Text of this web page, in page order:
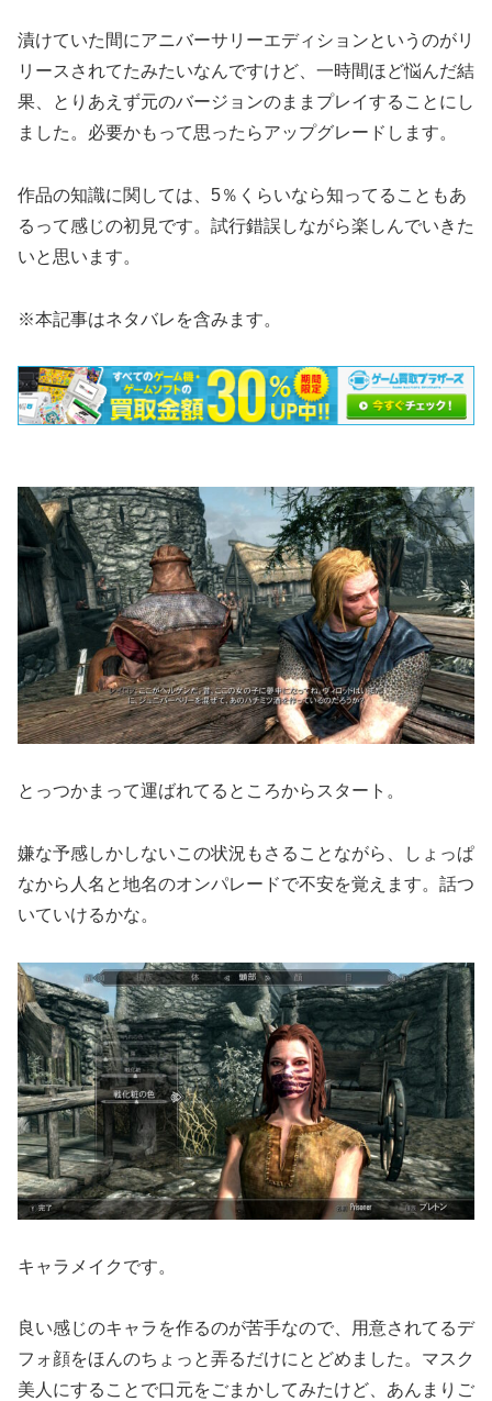
漬けていた間にアニバーサリーエディションというのがリ
リースされてたみたいなんですけど、一時間ほど悩んだ結
果、とりあえず元のバージョンのままプレイすることにし
ました。必要かもって思ったらアップグレードします。
作品の知識に関しては、5％くらいなら知ってることもあ
るって感じの初見です。試行錯誤しながら楽しんでいきた
いと思います。
※本記事はネタバレを含みます。
とっつかまって運ばれてるところからスタート。
嫌な予感しかしないこの状況もさることながら、しょっぱ
なから人名と地名のオンパレードで不安を覚えます。話つ
いていけるかな。
キャラメイクです。
良い感じのキャラを作るのが苦手なので、用意されてるデ
フォ顔をほんのちょっと弄るだけにとどめました。マスク
美人にすることで口元をごまかしてみたけど、あんまりご